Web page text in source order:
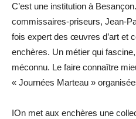
C’est une institution à
commissaires-priseurs, Jean-
fois expert des œuvres d’art et
enchères. Un métier qui
méconnu. Le faire connaître
« Journées Marteau »
IOn met aux enchères une